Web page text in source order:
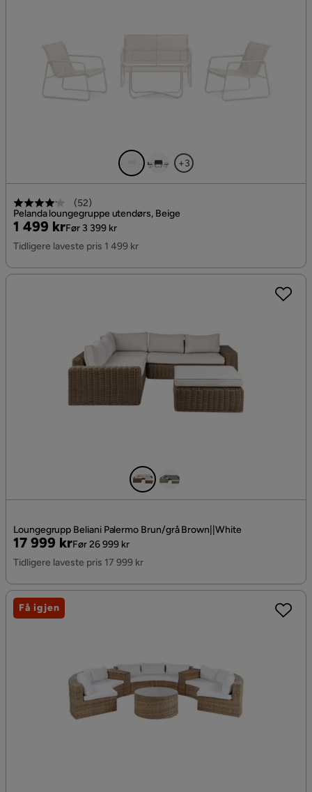
+3
(52)
Pelanda loungegruppe utendørs, Beige
Pris
1 499 kr
Original
Pris
Før 3 399 kr
Tidligere laveste pris 1 499 kr
Loungegrupp Beliani Palermo Brun/grå Brown||White
Pris
17 999 kr
Original
Pris
Før 26 999 kr
Tidligere laveste pris 17 999 kr
Få igjen